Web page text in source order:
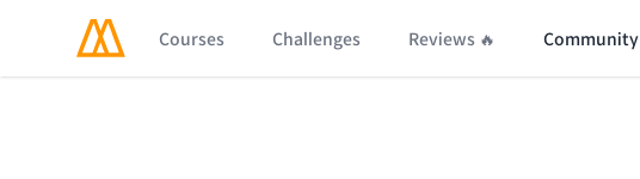
Courses Challenges Reviews 🔥 Community